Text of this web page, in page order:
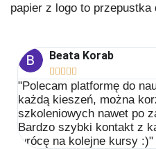
papier z logo to
Beata Korab
    
"Polecam platformę do
każdą kieszeń, można
szkoleniowych nawet po
Bardzo szybki kontakt z
wrócę na kolejne kursy :)"